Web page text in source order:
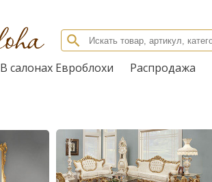
В салонах Евроблохи Распродажа